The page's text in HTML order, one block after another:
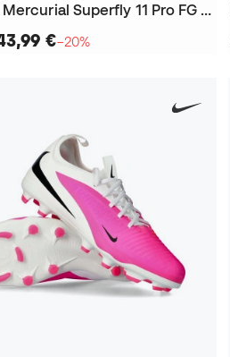
Air Zoom Mercurial Superfly 11 Pro FG Voetbalschoenen
€−20%